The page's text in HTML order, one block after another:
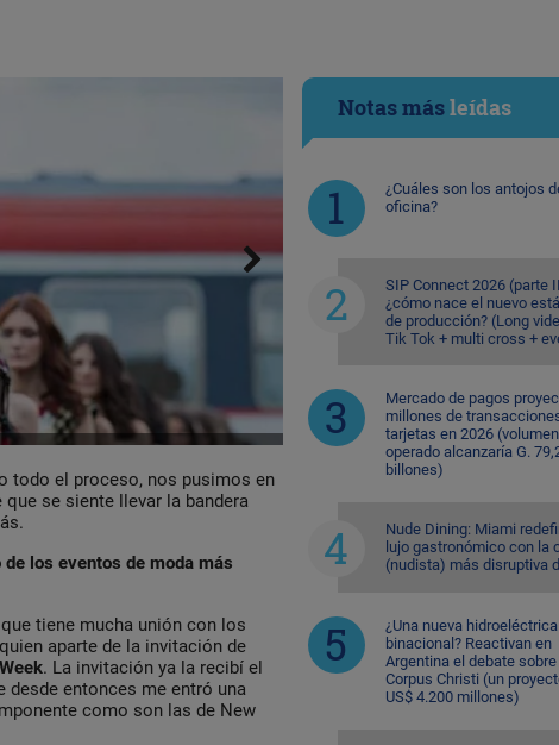
todo el proceso, nos pusimos en
se siente llevar la bandera
los eventos de moda más
tiene mucha unión con los
aparte de la invitación de
. La invitación ya la recibí el
desde entonces me entró una
como son las de New
Notas másleídas
¿Cuáles son los antojos
oficina?
SIP Connect 2026 (parte
¿cómo nace el nuevo
de producción? (Long
Tik Tok + multi cross +
Mercado de pagos
millones de
tarjetas en 2026 (volumen
operado alcanzaría G.
billones)
Nude Dining: Miami
lujo gastronómico con la
(nudista) más disruptiva
¿Una nueva hidroeléctrica
binacional? Reactivan en
Argentina el debate sobre
Corpus Christi (un
US$ 4.200 millones)